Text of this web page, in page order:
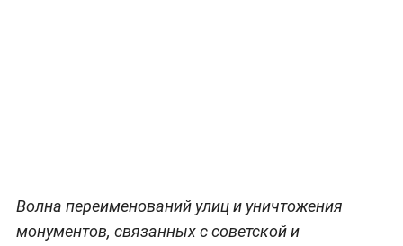
Волна переименований улиц и уничтожения
монументов, связанных с советской и